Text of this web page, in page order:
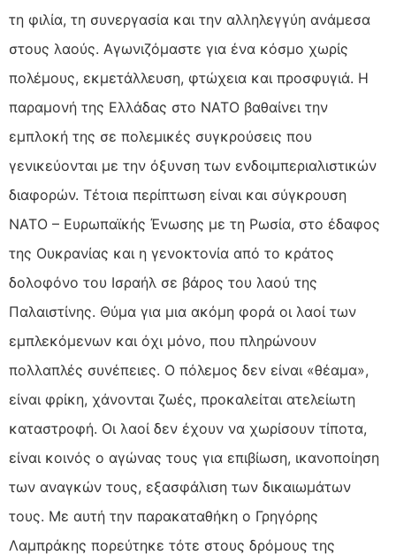
τη φιλία, τη συνεργασία και την αλληλεγγύη ανάμεσα
στους λαούς. Αγωνιζόμαστε για ένα κόσμο χωρίς
πολέμους, εκμετάλλευση, φτώχεια και προσφυγιά. Η
παραμονή της Ελλάδας στο ΝΑΤΟ βαθαίνει την
εμπλοκή της σε πολεμικές συγκρούσεις που
γενικεύονται με την όξυνση των ενδοιμπεριαλιστικών
διαφορών. Τέτοια περίπτωση είναι και σύγκρουση
ΝΑΤΟ – Ευρωπαϊκής Ένωσης με τη Ρωσία, στο έδαφος
της Ουκρανίας και η γενοκτονία από το κράτος
δολοφόνο του Ισραήλ σε βάρος του λαού της
Παλαιστίνης. Θύμα για μια ακόμη φορά οι λαοί των
εμπλεκόμενων και όχι μόνο, που πληρώνουν
πολλαπλές συνέπειες. Ο πόλεμος δεν είναι «θέαμα»,
είναι φρίκη, χάνονται ζωές, προκαλείται ατελείωτη
καταστροφή. Οι λαοί δεν έχουν να χωρίσουν τίποτα,
είναι κοινός ο αγώνας τους για επιβίωση, ικανοποίηση
των αναγκών τους, εξασφάλιση των δικαιωμάτων
τους. Με αυτή την παρακαταθήκη ο Γρηγόρης
Λαμπράκης πορεύτηκε τότε στους δρόμους της